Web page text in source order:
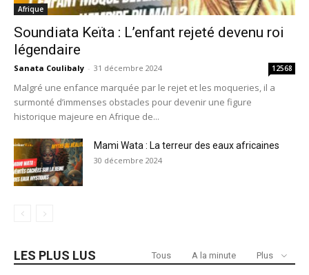
Afrique
Soundiata Keïta : L’enfant rejeté devenu roi
légendaire
Sanata Coulibaly - 31 décembre 2024 12568
Malgré une enfance marquée par le rejet et les moqueries, il a
surmonté d’immenses obstacles pour devenir une figure
historique majeure en Afrique de...
Mami Wata : La terreur des eaux africaines
30 décembre 2024
LES PLUS LUS Tous A la minute Plus